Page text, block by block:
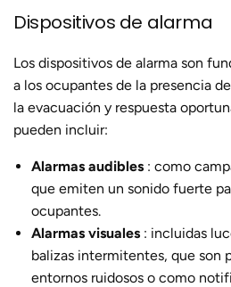
Dispositivos de alarma
Los dispositivos de alarma son
a los ocupantes de la presencia
la evacuación y respuesta
pueden incluir:
Alarmas audibles : como
que emiten un sonido fuerte
ocupantes.
Alarmas visuales : incluidas
balizas intermitentes, que son
entornos ruidosos o como